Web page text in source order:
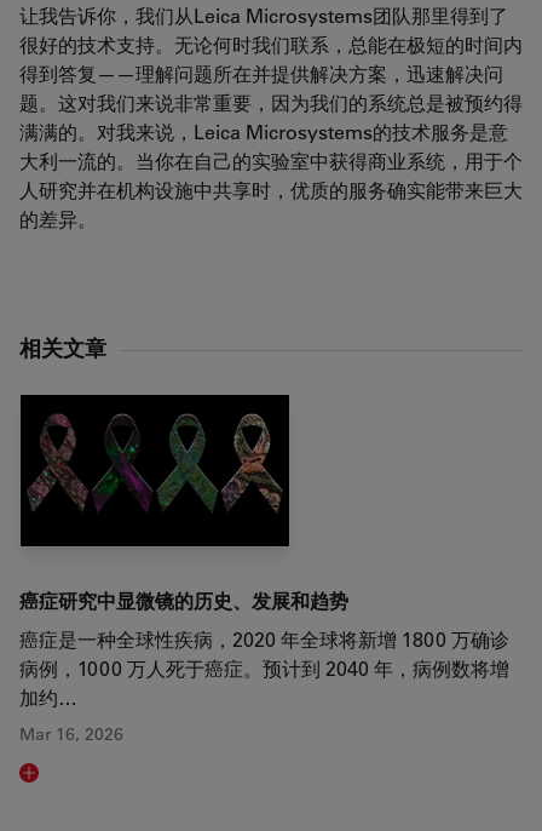
让我告诉你，我们从Leica Microsystems团队那里得到了
很好的技术支持。无论何时我们联系，总能在极短的时间内
得到答复——理解问题所在并提供解决方案，迅速解决问
题。这对我们来说非常重要，因为我们的系统总是被预约得
满满的。对我来说，Leica Microsystems的技术服务是意
大利一流的。当你在自己的实验室中获得商业系统，用于个
人研究并在机构设施中共享时，优质的服务确实能带来巨大
的差异。
相关文章
癌症研究中显微镜的历史、发展和趋势
癌症是一种全球性疾病，2020 年全球将新增 1800 万确诊
病例，1000 万人死于癌症。预计到 2040 年，病例数将增
加约…
Mar 16, 2026
Read article